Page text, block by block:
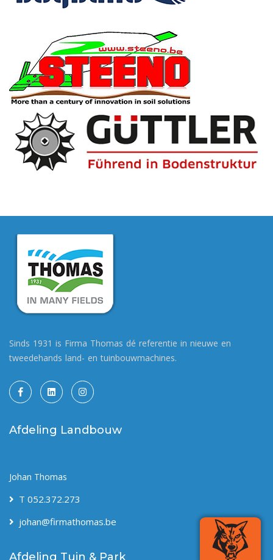
Sinds 1931 is Firma Thomas dé referentie in nieuwe en
tweedehands land- en tuinbouwmachines.
Afdeling Landbouw
Johan Thomas
T 052.372.273
johan@firmathomas.be
Afdeling Tuin & Park